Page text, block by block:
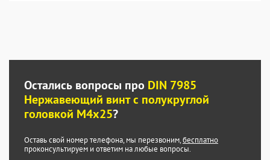
Остались вопросы про DIN 7985
Нержавеющий винт с полукруглой
головкой М4х25?
Оставь свой номер телефона, мы перезвоним,бесплатно
проконсультируем и ответим на любые вопросы.